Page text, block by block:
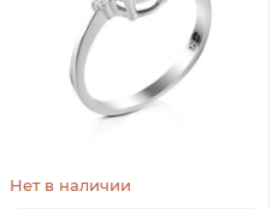
Нет в наличии